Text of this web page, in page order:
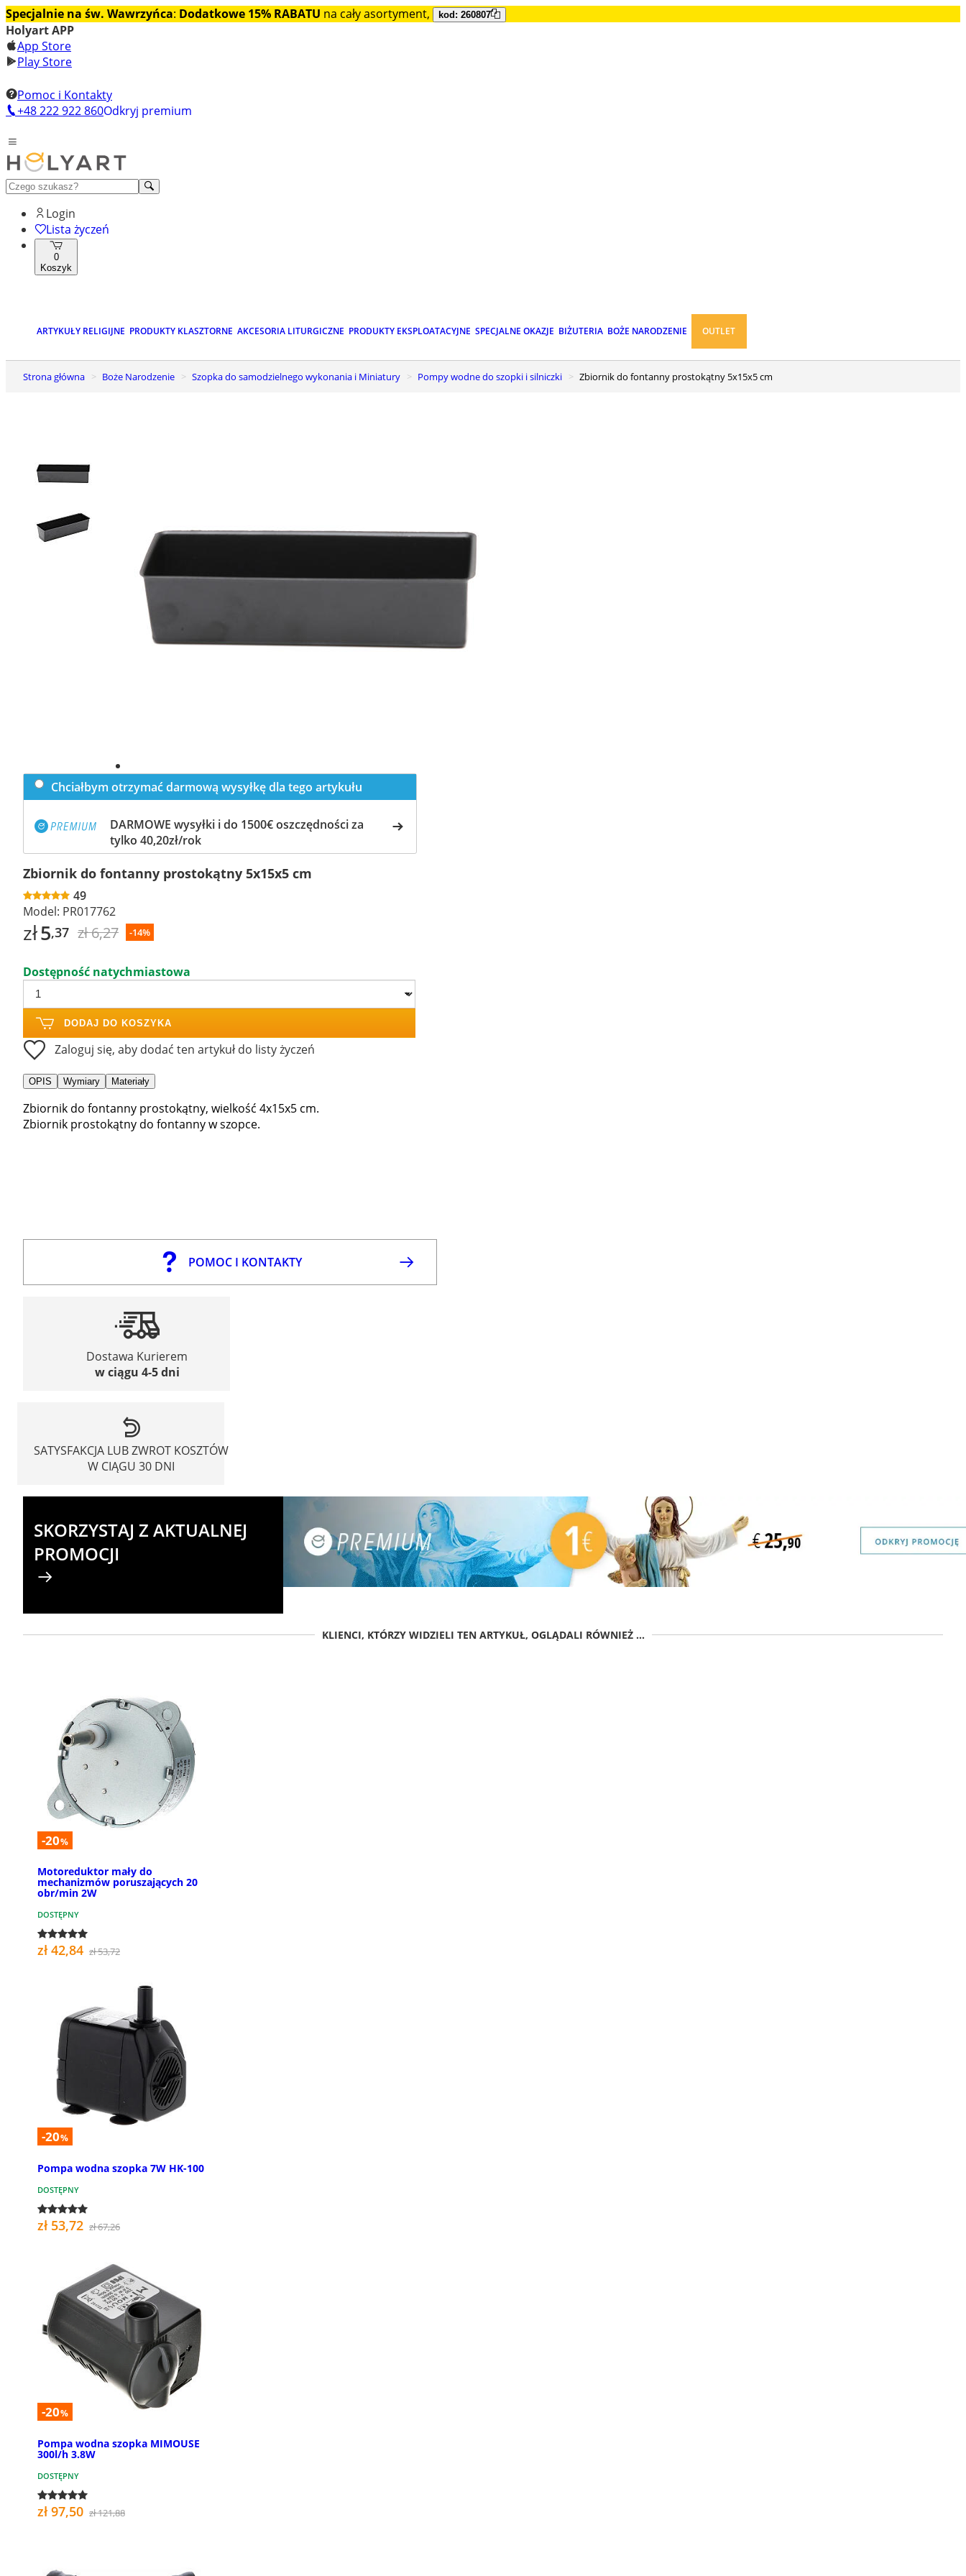
Specjalnie na św. Wawrzyńca: Dodatkowe 15% RABATU na cały asortyment, kod: 260807
Holyart APP
App Store
Play Store
Pomoc i Kontakty
+48 222 922 860Odkryj premium
Login
Lista życzeń
0
Koszyk
ARTYKUŁY RELIGIJNE PRODUKTY KLASZTORNE AKCESORIA LITURGICZNE PRODUKTY EKSPLOATACYJNE SPECJALNE OKAZJE BIŻUTERIA BOŻE NARODZENIE OUTLET
Strona główna Boże Narodzenie Szopka do samodzielnego wykonania i Miniatury Pompy wodne do szopki i silniczki Zbiornik do fontanny prostokątny 5x15x5 cm
Chciałbym otrzymać darmową wysyłkę dla tego artykułu
DARMOWE wysyłki i do 1500€ oszczędności za
tylko 40,20zł/rok
Zbiornik do fontanny prostokątny 5x15x5 cm
49
Model: PR017762
zł5,37 zł 6,27 -14%
Dostępność natychmiastowa
DODAJ DO KOSZYKA
Zaloguj się, aby dodać ten artykuł do listy życzeń
OPIS Wymiary Materiały
Zbiornik do fontanny prostokątny, wielkość 4x15x5 cm.
Zbiornik prostokątny do fontanny w szopce.
POMOC I KONTAKTY
Dostawa Kurierem
w ciągu 4-5 dni
SATYSFAKCJA LUB ZWROT KOSZTÓW
W CIĄGU 30 DNI
SKORZYSTAJ Z AKTUALNEJ
PROMOCJI
KLIENCI, KTÓRZY WIDZIELI TEN ARTYKUŁ, OGLĄDALI RÓWNIEŻ ...
-20%
Motoreduktor mały do
mechanizmów poruszających 20
obr/min 2W
DOSTĘPNY
zł 42,84 zł 53,72
-20%
Pompa wodna szopka 7W HK-100
DOSTĘPNY
zł 53,72 zł 67,26
-20%
Pompa wodna szopka MIMOUSE
300l/h 3.8W
DOSTĘPNY
zł 97,50 zł 121,88